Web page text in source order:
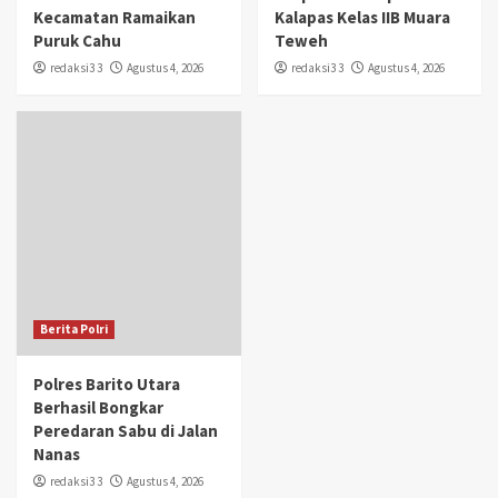
Kecamatan Ramaikan
Puruk Cahu
redaksi3 3 Agustus 4, 2026
Kalapas Kelas IIB Muara
Teweh
redaksi3 3 Agustus 4, 2026
Berita Polri
Polres Barito Utara
Berhasil Bongkar
Peredaran Sabu di Jalan
Nanas
redaksi3 3 Agustus 4, 2026